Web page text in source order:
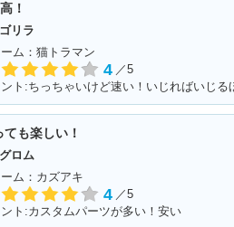
！
ゴリラ
ム：猫トラマン
4 ／5
も楽しい！
グロム
ム：カズアキ
4 ／5
ト:カスタムパーツが多い！安い